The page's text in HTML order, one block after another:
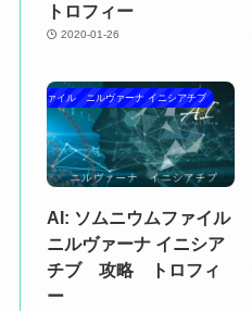
トロフィー
2020-01-26
ニウム ファイル ニルヴァーナ イニシアチブ
AI: ソムニウムファイル
ニルヴァーナ イニシア
チブ 攻略 トロフィ
ー